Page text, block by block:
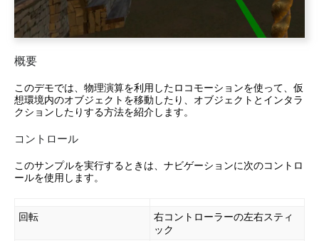
概要
このデモでは、物理演算を利用したロコモーションを使って、仮
想環境内のオブジェクトを移動したり、オブジェクトとインタラ
クションしたりする方法を紹介します。
コントロール
このサンプルを実行するときは、ナビゲーションに次のコントロ
ールを使用します。
回転
右コントローラーの左右スティ
ック